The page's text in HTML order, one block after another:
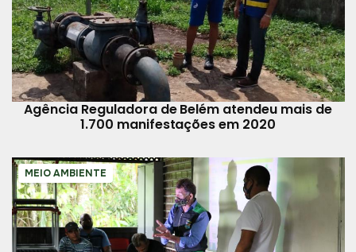
Agência Reguladora de Belém atendeu mais de
1.700 manifestações em 2020
MEIO AMBIENTE